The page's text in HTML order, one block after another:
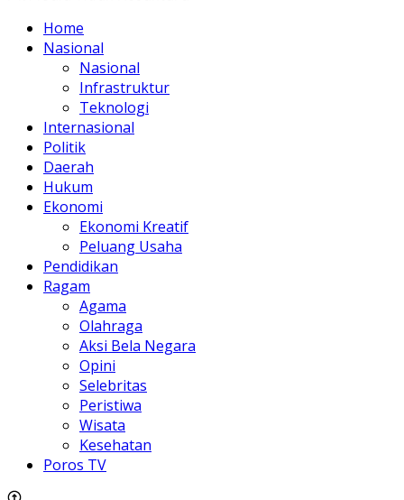
Home
Nasional
Nasional
Infrastruktur
Teknologi
Internasional
Politik
Daerah
Hukum
Ekonomi
Ekonomi Kreatif
Peluang Usaha
Pendidikan
Ragam
Agama
Olahraga
Aksi Bela Negara
Opini
Selebritas
Peristiwa
Wisata
Kesehatan
Poros TV